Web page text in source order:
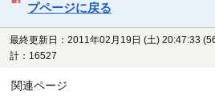
プページに戻る
最終更新日：2011年02月19日 (土) 20:47:33
計：16527
関連ページ